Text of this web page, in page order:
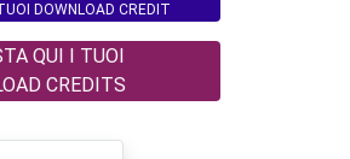
DOWNLOAD CREDIT
QUI I TUOI
CREDITS